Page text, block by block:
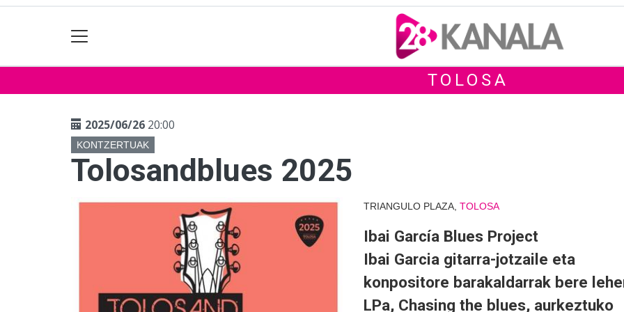
TOLOSA
2025/06/26 20:00
KONTZERTUAK
Tolosandblues 2025
TRIANGULO PLAZA, TOLOSA
Ibai García Blues Project
Ibai Garcia gitarra-jotzaile eta
konpositore barakaldarrak bere
LPa, Chasing the blues, aurkeztuko